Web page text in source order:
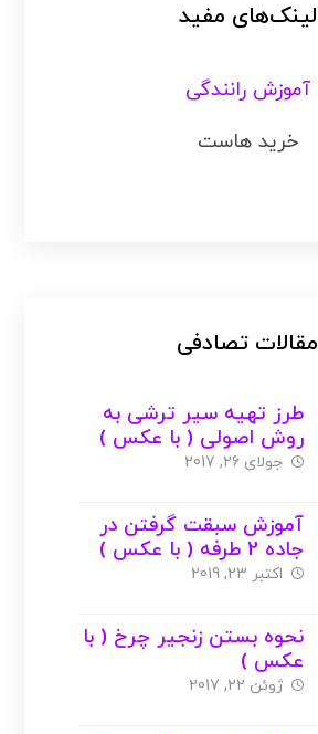
لینک‌های مفید
آموزش رانندگی
خرید هاست
مقالات تصادفی
طرز تهیه سیر ترشی به
روش اصولی ( با عکس )
جولای 26, 2017
آموزش سبقت گرفتن در
جاده 2 طرفه ( با عکس )
اکتبر 23, 2019
نحوه بستن زنجیر چرخ ( با
عکس )
ژوئن 22, 2017